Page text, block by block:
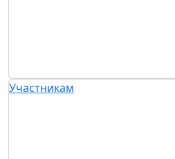
Участникам